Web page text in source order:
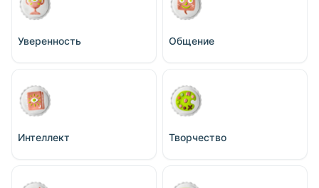
Уверенность Общение
Интеллект Творчество